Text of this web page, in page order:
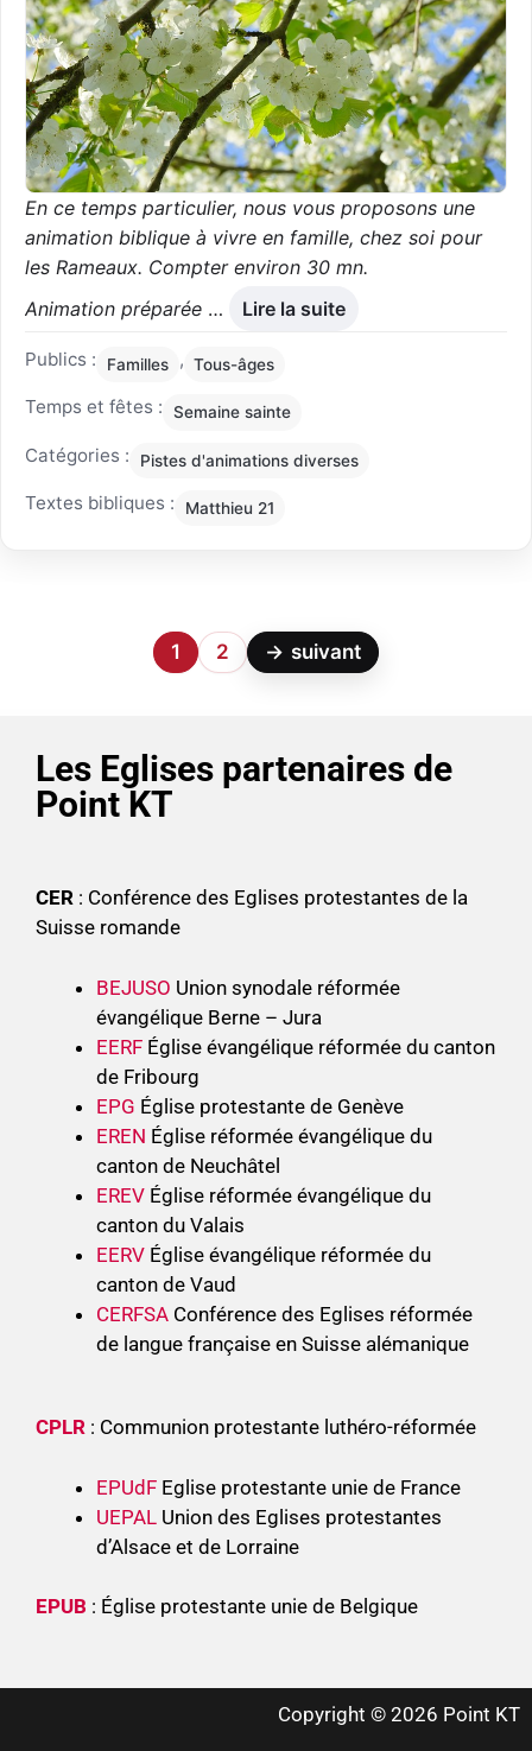
En ce temps particulier, nous vous proposons une
animation biblique à vivre en famille, chez soi pour
les Rameaux. Compter environ 30 mn.
Animation préparée … Lire la suite
Publics : Familles , Tous-âges
Temps et fêtes : Semaine sainte
Catégories : Pistes d'animations diverses
Textes bibliques : Matthieu 21
1 2 → suivant
Les Eglises partenaires de
Point KT
CER : Conférence des Eglises protestantes de la
Suisse romande
BEJUSO Union synodale réformée
évangélique Berne – Jura
EERF Église évangélique réformée du canton
de Fribourg
EPG Église protestante de Genève
EREN Église réformée évangélique du
canton de Neuchâtel
EREV Église réformée évangélique du
canton du Valais
EERV Église évangélique réformée du
canton de Vaud
CERFSA Conférence des Eglises réformée
de langue française en Suisse alémanique
CPLR : Communion protestante luthéro-réformée
EPUdF Eglise protestante unie de France
UEPAL Union des Eglises protestantes
d’Alsace et de Lorraine
EPUB : Église protestante unie de Belgique
Copyright © 2026 Point KT